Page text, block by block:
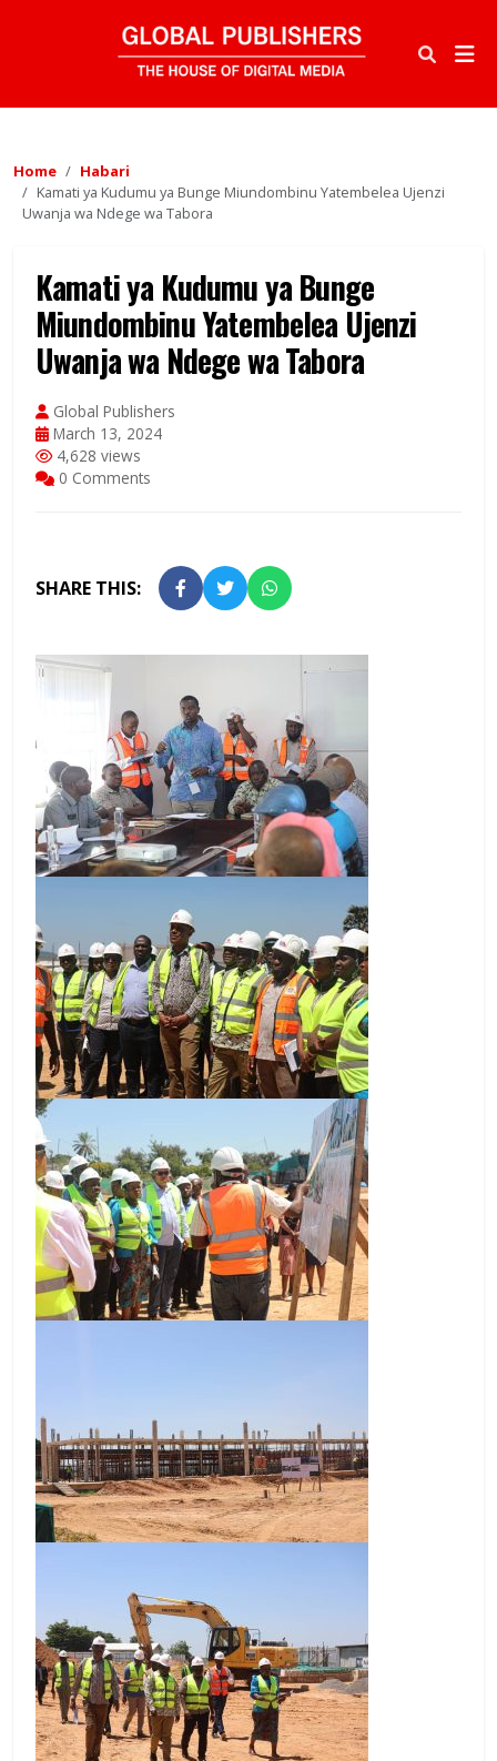
Home
Habari
Kamati ya Kudumu ya Bunge Miundombinu Yatembelea Ujenzi
Uwanja wa Ndege wa Tabora
Kamati ya Kudumu ya Bunge
Miundombinu Yatembelea Ujenzi
Uwanja wa Ndege wa Tabora
Global Publishers
March 13, 2024
4,628 views
0 Comments
SHARE THIS: